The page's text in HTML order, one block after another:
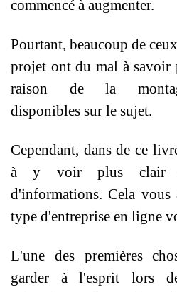
commencé à augmenter.
Pourtant, beaucoup de
projet ont du mal à savoir
raison de la
disponibles sur le sujet.
Cependant, dans de ce
à y voir plus clair
d'informations. Cela vous
type d'entreprise en ligne
L'une des premières
garder à l'esprit lors